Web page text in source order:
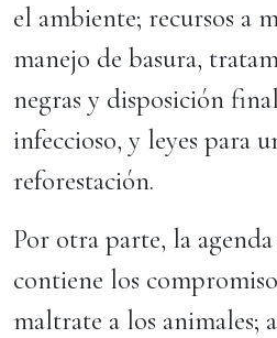
el ambiente; recursos a
manejo de basura,
negras y disposición
infeccioso, y leyes para
reforestación.
Por otra parte, la
contiene los
maltrate a los animales;